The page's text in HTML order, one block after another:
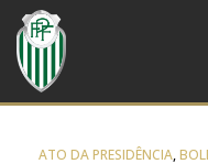
ATO DA PRESIDÊNCIA,